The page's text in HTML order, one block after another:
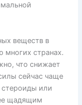
веществ в
многих странах.
что снижает
сейчас чаще
или
щадящим